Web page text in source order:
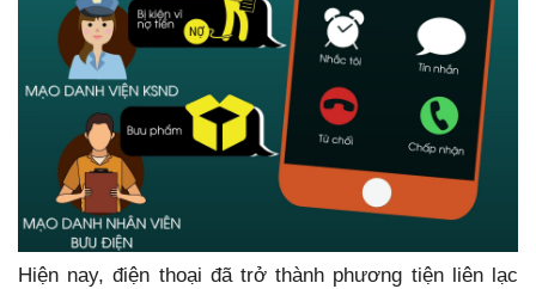
Hiện nay, điện thoại đã trở thành phương tiện liên lạc